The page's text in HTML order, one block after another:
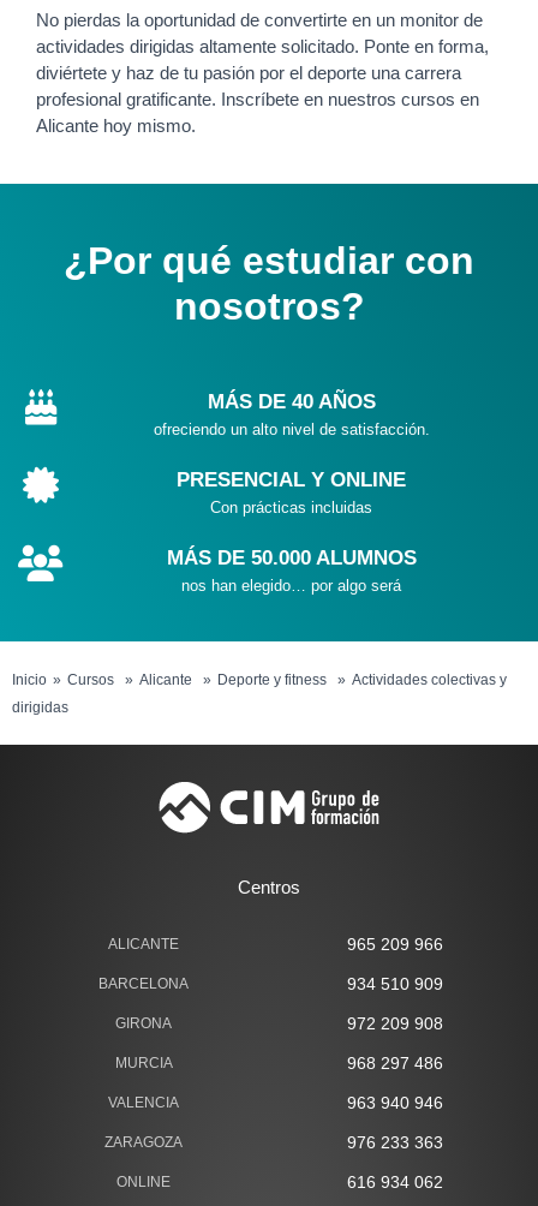
No pierdas la oportunidad de convertirte en un monitor de
actividades dirigidas altamente solicitado. Ponte en forma,
diviértete y haz de tu pasión por el deporte una carrera
profesional gratificante. Inscríbete en nuestros cursos en
Alicante hoy mismo.
¿Por qué estudiar con
nosotros?
MÁS DE 40 AÑOS
ofreciendo un alto nivel de satisfacción.
PRESENCIAL Y ONLINE
Con prácticas incluidas
MÁS DE 50.000 ALUMNOS
nos han elegido… por algo será
Inicio Cursos Alicante Deporte y fitness
Actividades colectivas y
dirigidas
Centros
ALICANTE 965 209 966
BARCELONA 934 510 909
GIRONA 972 209 908
MURCIA 968 297 486
VALENCIA 963 940 946
ZARAGOZA 976 233 363
ONLINE 616 934 062